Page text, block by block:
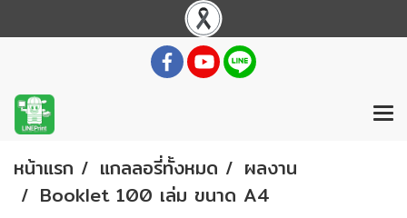
หน้าแรก แกลลอรี่ทั้งหมด
ผลงาน
Booklet 100 เล่ม ขนาด A4